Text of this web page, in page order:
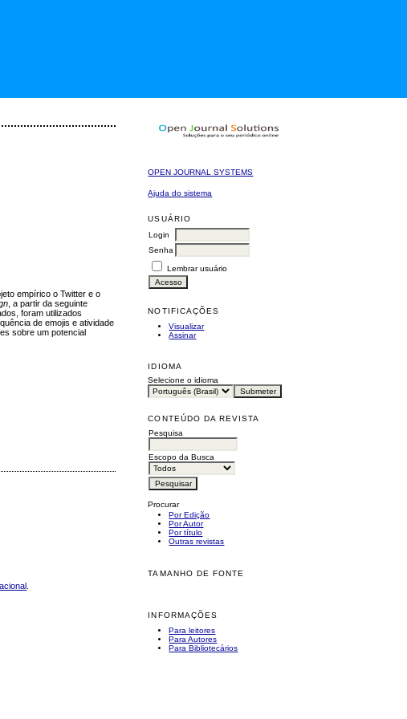
OPEN JOURNAL SYSTEMS
Ajuda do sistema
USUÁRIO
Login
Senha
Lembrar usuário
NOTIFICAÇÕES
Visualizar
Assinar
IDIOMA
Selecione o idioma
CONTEÚDO DA REVISTA
Pesquisa
Escopo da Busca
Procurar
Por Edição
Por Autor
Por título
Outras revistas
TAMANHO DE FONTE
INFORMAÇÕES
Para leitores
Para Autores
Para Bibliotecários
empírico o Twitter e o
, a partir da seguinte
foram utilizados
de emojis e atividade
sobre um potencial